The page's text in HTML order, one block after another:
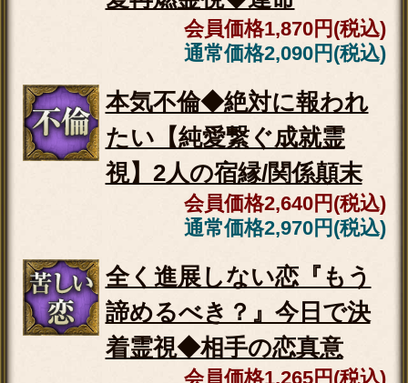
失恋寸前/辛くて心張り裂け
そう【限界恋の救済霊視】2
通常価格2,090円(税込)
年齢差/略奪/職場恋『両想い
になれる？』あの人の決意
会員価格1,705円(税込)
通常価格1,870円(税込)
2人の関係を強制修復『●月
●日が復縁記念日です』愛
再燃霊視◆運命
会員価格1,870円(税込)
通常価格2,090円(税込)